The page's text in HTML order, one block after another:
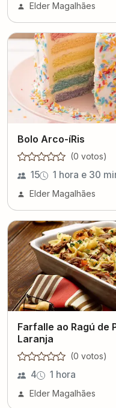
Elder Magalhães
Bolo Arco-íRis
(0 votos)
15 1 hora e 30
Elder Magalhães
Farfalle ao Ragú de
Laranja
(0 votos)
4 1 hora
Elder Magalhães